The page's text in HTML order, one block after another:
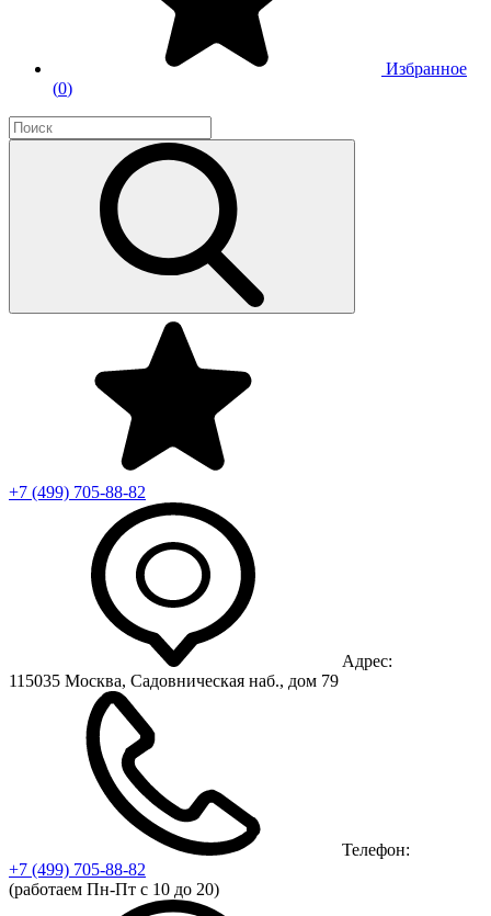
Избранное
(0)
+7 (499) 705-88-82
Адрес:
115035 Москва, Садовническая наб., дом 79
Телефон:
+7 (499) 705-88-82
(работаем Пн-Пт с 10 до 20)